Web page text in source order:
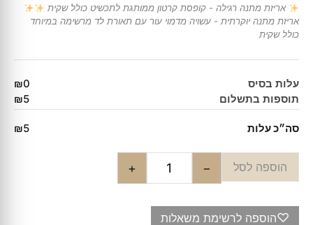
אריזת מתנה רגילה - קופסת קרטון ממותגת לתכשיט כולל שקית
אריזת מתנה יוקרתית - עשויה מדמוי עור עם תאורת לד מרשימה במיוחד
כולל שקית
עלות בסיס
₪0
תוספות בתשלום
₪5
סה״כ עלות ₪5
−
+ הוספה לסל
♡הוספה לרשימת משאלות